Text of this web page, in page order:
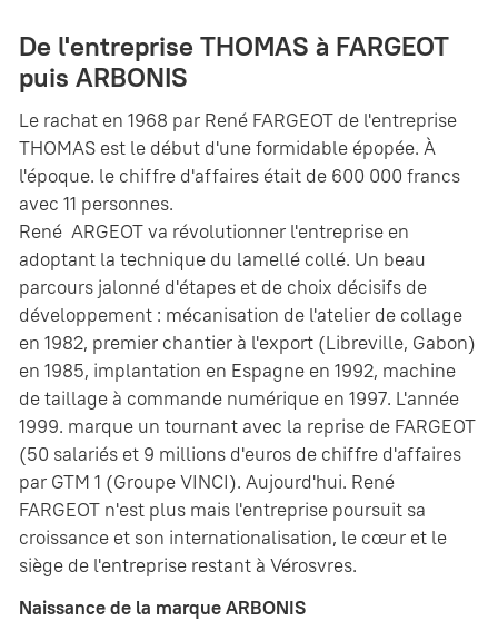
De l'entreprise THOMAS à FARGEOT
puis ARBONIS
Le rachat en 1968 par René FARGEOT de l'entreprise
THOMAS est le début d'une formidable épopée. À
l'époque. le chiffre d'affaires était de 600 000 francs
avec 11 personnes.
René ARGEOT va révolutionner l'entreprise en
adoptant la technique du lamellé collé. Un beau
parcours jalonné d'étapes et de choix décisifs de
développement : mécanisation de l'atelier de collage
en 1982, premier chantier à l'export (Libreville, Gabon)
en 1985, implantation en Espagne en 1992, machine
de taillage à commande numérique en 1997. L'année
1999. marque un tournant avec la reprise de FARGEOT
(50 salariés et 9 millions d'euros de chiffre d'affaires
par GTM 1 (Groupe VINCI). Aujourd'hui. René
FARGEOT n'est plus mais l'entreprise poursuit sa
croissance et son internationalisation, le cœur et le
siège de l'entreprise restant à Vérosvres.
Naissance de la marque ARBONIS